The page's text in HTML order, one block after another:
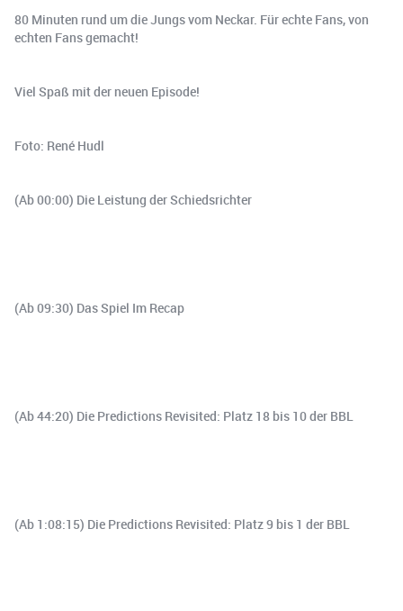
80 Minuten rund um die Jungs vom Neckar. Für echte Fans, von
echten Fans gemacht!
Viel Spaß mit der neuen Episode!
Foto: René Hudl
(Ab 00:00) Die Leistung der Schiedsrichter
(Ab 09:30) Das Spiel Im Recap
(Ab 44:20) Die Predictions Revisited: Platz 18 bis 10 der BBL
(Ab 1:08:15) Die Predictions Revisited: Platz 9 bis 1 der BBL